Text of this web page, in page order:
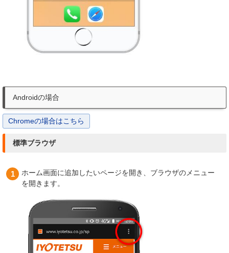
Androidの場合
Chromeの場合はこちら
標準ブラウザ
ホーム画面に追加したいページを開き、ブラウザのメニュー
を開きます。